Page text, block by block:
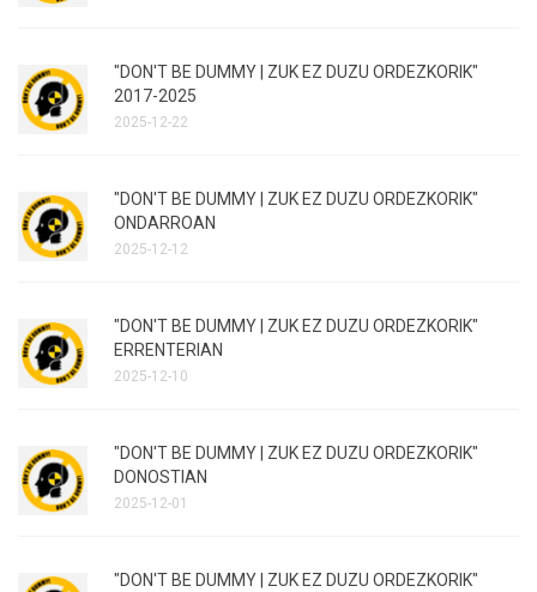
"DON'T BE DUMMY | ZUK EZ DUZU ORDEZKORIK"
2017-2025
2025-12-22
"DON'T BE DUMMY | ZUK EZ DUZU ORDEZKORIK"
ONDARROAN
2025-12-12
"DON'T BE DUMMY | ZUK EZ DUZU ORDEZKORIK"
ERRENTERIAN
2025-12-10
"DON'T BE DUMMY | ZUK EZ DUZU ORDEZKORIK"
DONOSTIAN
2025-12-01
"DON'T BE DUMMY | ZUK EZ DUZU ORDEZKORIK"